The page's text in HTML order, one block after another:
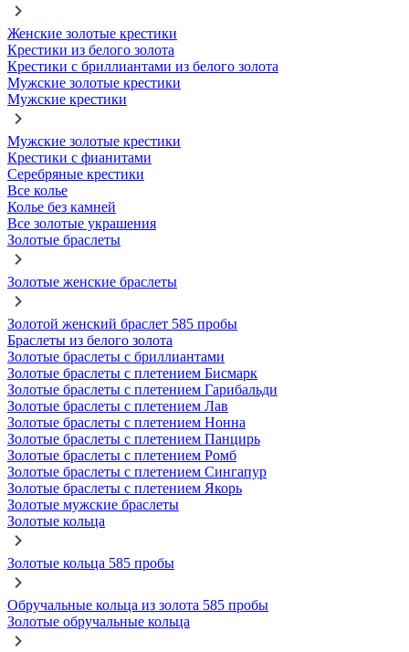
Женские золотые крестики
Крестики из белого золота
Крестики с бриллиантами из белого золота
Мужские золотые крестики
Мужские крестики
Мужские золотые крестики
Крестики с фианитами
Серебряные крестики
Все колье
Колье без камней
Все золотые украшения
Золотые браслеты
Золотые женские браслеты
Золотой женский браслет 585 пробы
Браслеты из белого золота
Золотые браслеты с бриллиантами
Золотые браслеты с плетением Бисмарк
Золотые браслеты с плетением Гарибальди
Золотые браслеты с плетением Лав
Золотые браслеты с плетением Нонна
Золотые браслеты с плетением Панцирь
Золотые браслеты с плетением Ромб
Золотые браслеты с плетением Сингапур
Золотые браслеты с плетением Якорь
Золотые мужские браслеты
Золотые кольца
Золотые кольца 585 пробы
Обручальные кольца из золота 585 пробы
Золотые обручальные кольца